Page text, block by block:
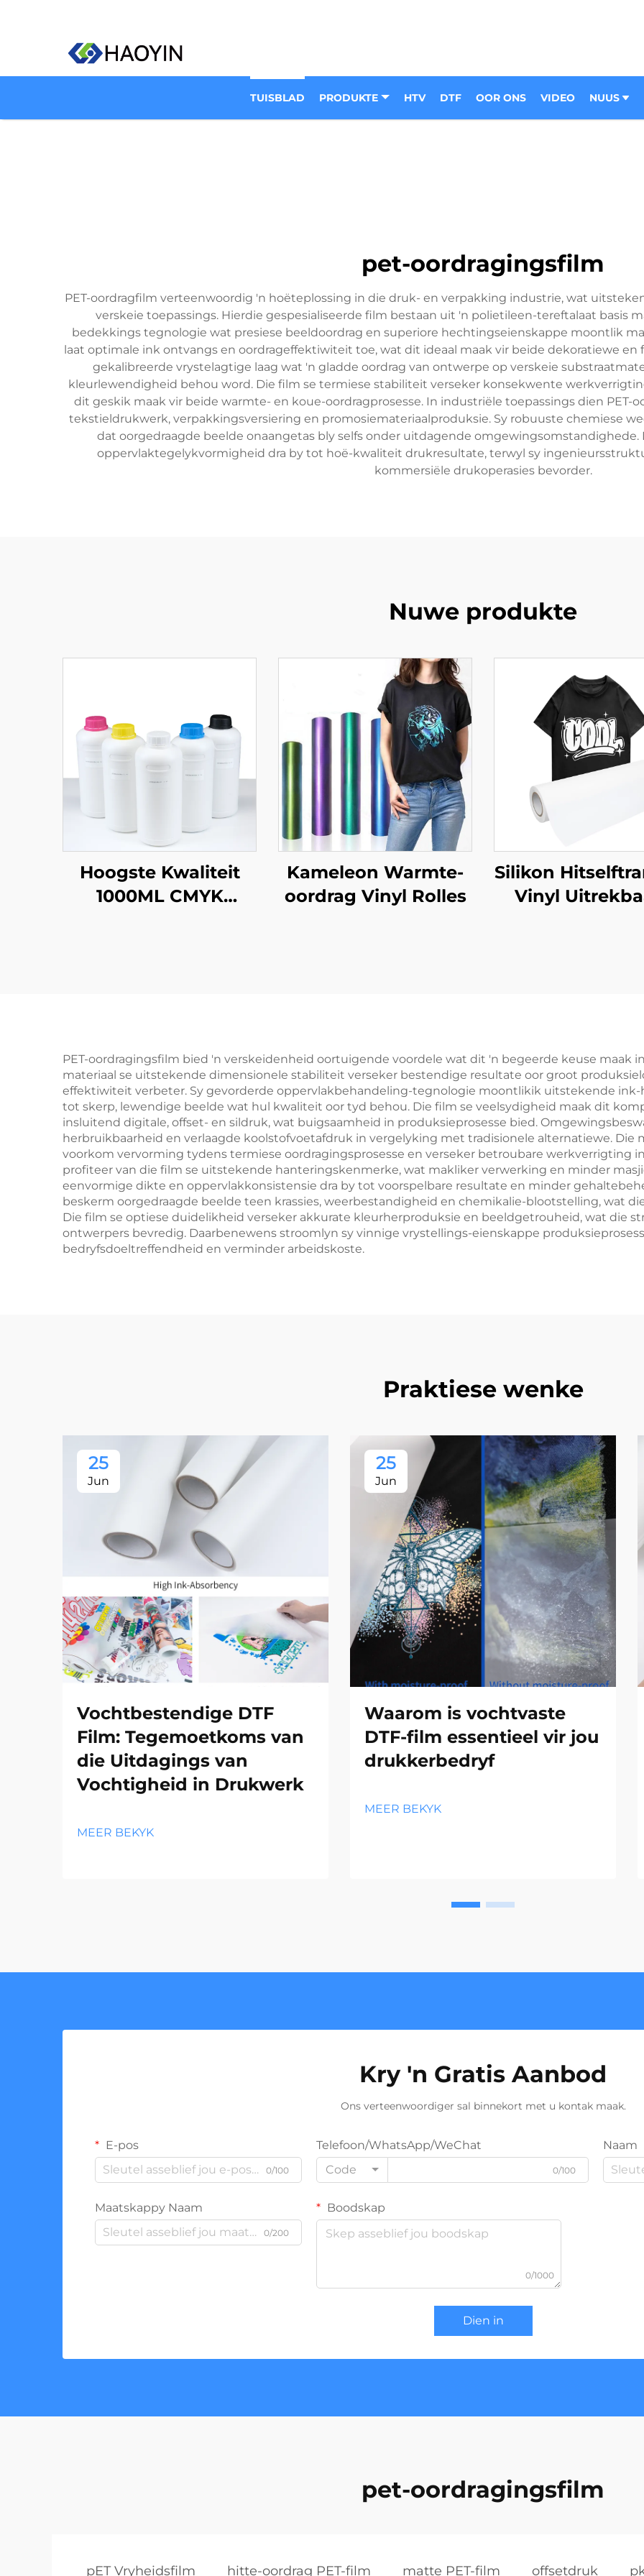
TUISBLAD PRODUKTE HTV DTF OOR ONS VIDEO NUUS
pet-oordragingsfilm
PET-oordragfilm verteenwoordig 'n hoëteplossing in die druk- en verpakking industrie, wat
verskeie toepassings. Hierdie gespesialiseerde film bestaan uit 'n polietileen-tereftalaat basis
bedekkings tegnologie wat presiese beeldoordrag en superiore hechtingseienskappe moontlik
laat optimale ink ontvangs en oordrageffektiwiteit toe, wat dit ideaal maak vir beide dekoratiewe
gekalibreerde vrystelagtige laag wat 'n gladde oordrag van ontwerpe op verskeie
kleurlewendigheid behou word. Die film se termiese stabiliteit verseker konsekwente
dit geskik maak vir beide warmte- en koue-oordragprosesse. In industriële toepassings dien PET-
tekstieldrukwerk, verpakkingsversiering en promosiemateriaalproduksie. Sy robuuste chemiese
dat oorgedraagde beelde onaangetas bly selfs onder uitdagende
oppervlaktegelykvormigheid dra by tot hoë-kwaliteit drukresultate, terwyl sy
kommersiële drukoperasies bevorder.
Nuwe produkte
Hoogste Kwaliteit
1000ML CMYK
Kameleon Warmte-
oordrag Vinyl Rolles
Silikon
Vinyl
PET-oordragingsfilm bied 'n verskeidenheid oortuigende voordele wat dit 'n begeerde keuse maak
materiaal se uitstekende dimensionele stabiliteit verseker bestendige resultate oor groot
effektiwiteit verbeter. Sy gevorderde oppervlakbehandeling-tegnologie moontlikik uitstekende
tot skerp, lewendige beelde wat hul kwaliteit oor tyd behou. Die film se veelsydigheid maak dit
insluitend digitale, offset- en sildruk, wat buigsaamheid in produksieprosesse bied.
herbruikbaarheid en verlaagde koolstofvoetafdruk in vergelyking met tradisionele alternatiewe.
voorkom vervorming tydens termiese oordragingsprosesse en verseker betroubare werkverrigting
profiteer van die film se uitstekende hanteringskenmerke, wat makliker verwerking en minder
eenvormige dikte en oppervlakkonsistensie dra by tot voorspelbare resultate en minder
beskerm oorgedraagde beelde teen krassies, weerbestandigheid en chemikalie-blootstelling, wat
Die film se optiese duidelikheid verseker akkurate kleurherproduksie en beeldgetrouheid, wat die
ontwerpers bevredig. Daarbenewens stroomlyn sy vinnige vrystellings-eienskappe
bedryfsdoeltreffendheid en verminder arbeidskoste.
Praktiese wenke
25
Jun
Vochtbestendige DTF
Film: Tegemoetkoms van
die Uitdagings van
Vochtigheid in Drukwerk
MEER BEKYK
25
Jun
Waarom is vochtvaste
DTF-film essentieel vir jou
drukkerbedryf
MEER BEKYK
Kry 'n Gratis Aanbod
Ons verteenwoordiger sal binnekort met u kontak maak.
E-pos
0/100
Telefoon/WhatsApp/WeChat
Code
0/100
Naam
Maatskappy Naam
0/200
Boodskap
0/1000
Dien in
pet-oordragingsfilm
pET Vryheidsfilm hitte-oordrag PET-film matte PET-film offsetdruk